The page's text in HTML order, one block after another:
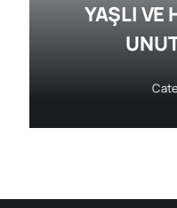
YAŞLI VE